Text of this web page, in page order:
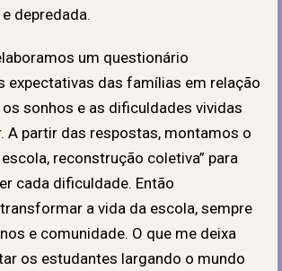
depredada.
um questionário
expectativas das famílias em relação
os sonhos e as dificuldades vividas
A partir das respostas, montamos o
reconstrução coletiva” para
cada dificuldade. Então
a vida da escola, sempre
e comunidade. O que me deixa
os estudantes largando o mundo